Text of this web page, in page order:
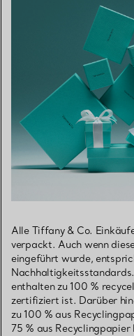
Alle Tiffany & Co.
verpackt. Auch wenn
eingeführt wurde,
Nachhaltigkeitsstandards.
enthalten zu 100 %
zertifiziert ist. Darüber
zu 100 % aus
75 % aus